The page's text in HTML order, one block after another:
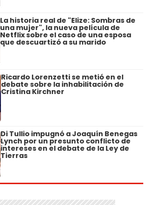
La historia real de "Elize: Sombras de
una mujer", la nueva película de
Netflix sobre el caso de una esposa
que descuartizó a su marido
Ricardo Lorenzetti se metió en el
debate sobre la inhabilitación de
Cristina Kirchner
Di Tullio impugnó a Joaquín Benegas
Lynch por un presunto conflicto de
intereses en el debate de la Ley de
Tierras